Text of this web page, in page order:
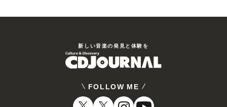
新しい⾳楽の発⾒と体験を
FOLLOW ME